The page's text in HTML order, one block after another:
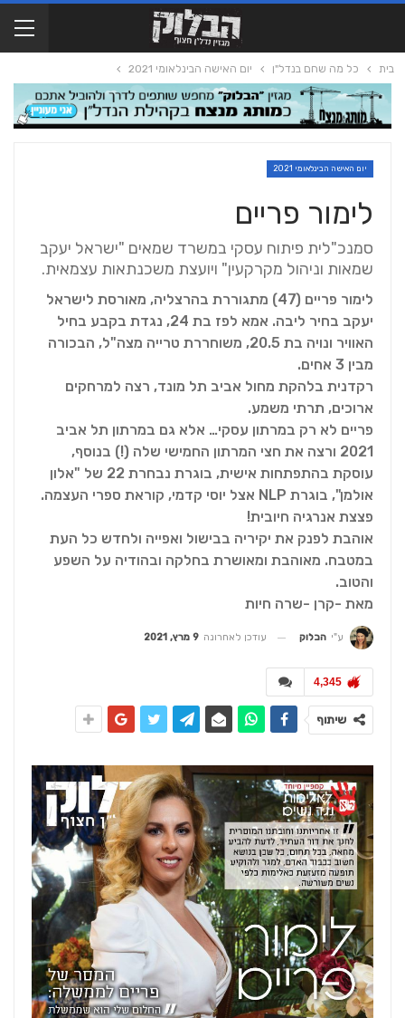
בית כל מה שחם בנדל"ן יום האישה הבינלאומי 2021
יום האישה הבינלאומי 2021
לימור פריים
סמנכ"לית פיתוח עסקי במשרד שמאים "ישראל יעקב
שמאות וניהול מקרקעין" ויועצת משכנתאות עצמאית.
לימור פריים (47) מתגוררת בהרצליה, מאורסת לישראל
יעקב בחיר ליבה. אמא לפז בת 24, נגדת בקבע בחיל
האוויר ונויה בת 20.5, משוחררת טרייה מצה"ל, הבכורה
מבין 3 אחים.
רקדנית בלהקת מחול אביב תל מונד, רצה למרחקים
ארוכים, תרתי משמע.
פריים לא רק במרתון עסקי… אלא גם במרתון תל אביב
2021 ורצה את חצי המרתון החמישי שלה (!) בנוסף,
עוסקת בהתפתחות אישית, בוגרת נבחרת 22 של "אלון
אולמן", בוגרת NLP אצל יוסי קדמי, קוראת ספרי העצמה.
פצצת אנרגיה חיובית!
אוהבת לפנק את יקיריה בבישול ואפייה ולחדש כל העת
במטבח. מאוהבת ומאושרת בחלקה ובהודיה על השפע
והטוב.
מאת -קרן -שרה חיות
ע"י הבלוק עודכן לאחרונה 9 מרץ, 2021
4,345
שיתוף